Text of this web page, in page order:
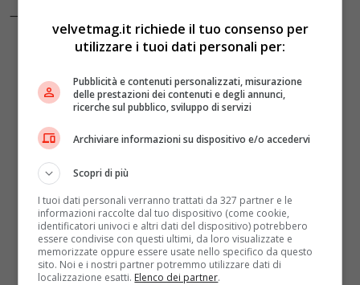
— Local Team (@localteamit)
velvetmag.it richiede il tuo consenso per
utilizzare i tuoi dati personali per:
Pubblicità e contenuti personalizzati, misurazione
delle prestazioni dei contenuti e degli annunci,
ricerche sul pubblico, sviluppo di servizi
Archiviare informazioni su dispositivo e/o accedervi
Scopri di più
I tuoi dati personali verranno trattati da 327 partner e le
informazioni raccolte dal tuo dispositivo (come cookie,
identificatori univoci e altri dati del dispositivo) potrebbero
essere condivise con questi ultimi, da loro visualizzate e
memorizzate oppure essere usate nello specifico da questo
sito. Noi e i nostri partner potremmo utilizzare dati di
localizzazione esatti. Elenco dei partner.